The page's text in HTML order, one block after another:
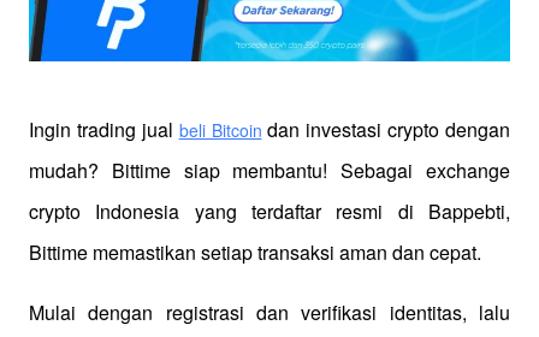
Ingin trading jual beli Bitcoin dan investasi crypto dengan
mudah? Bittime siap membantu! Sebagai exchange
crypto Indonesia yang terdaftar resmi di Bappebti,
Bittime memastikan setiap transaksi aman dan cepat.
Mulai dengan registrasi dan verifikasi identitas, lalu